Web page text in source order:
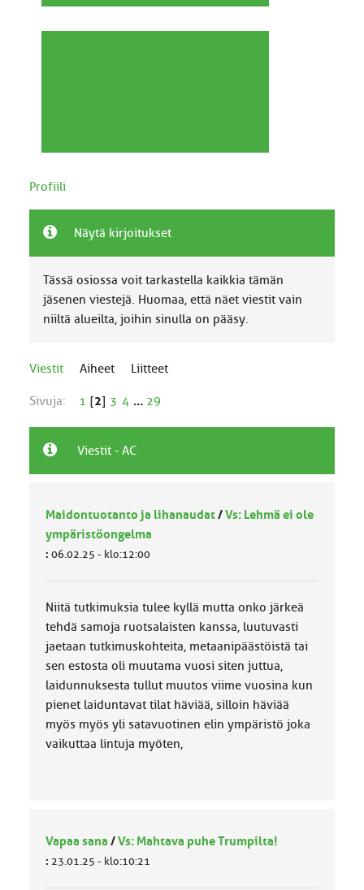
Profiili
Näytä kirjoitukset
Tässä osiossa voit tarkastella kaikkia tämän
jäsenen viestejä. Huomaa, että näet viestit vain
niiltä alueilta, joihin sinulla on pääsy.
Viestit Aiheet Liitteet
Sivuja: 1 [2] 3 4 ... 29
Viestit - AC
Maidontuotanto ja lihanaudat/Vs: Lehmä ei ole
ympäristöongelma
: 06.02.25 - klo:12:00
Niitä tutkimuksia tulee kyllä mutta onko järkeä
tehdä samoja ruotsalaisten kanssa, luutuvasti
jaetaan tutkimuskohteita, metaanipäästöistä tai
sen estosta oli muutama vuosi siten juttua,
laidunnuksesta tullut muutos viime vuosina kun
pienet laiduntavat tilat häviää, silloin häviää
myös myös yli satavuotinen elin ympäristö joka
vaikuttaa lintuja myöten,
Vapaa sana /Vs: Mahtava puhe Trumpilta!
: 23.01.25 - klo:10:21